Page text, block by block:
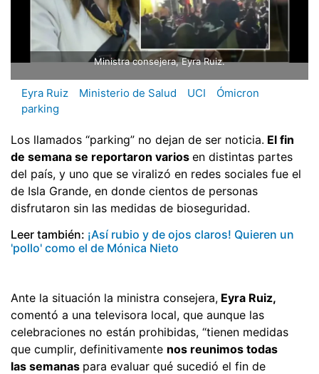
Ministra consejera, Eyra Ruiz.
Eyra Ruiz Ministerio de Salud UCI
Ómicron
parking
Los llamados “parking” no dejan de ser noticia. El fin
de semana se reportaron varios en distintas partes
del país, y uno que se viralizó en redes sociales fue el
de Isla Grande, en donde cientos de personas
disfrutaron sin las medidas de bioseguridad.
Leer también: ¡Así rubio y de ojos claros! Quieren un
'pollo' como el de Mónica Nieto
Ante la situación la ministra consejera, Eyra Ruiz,
comentó a una televisora local, que aunque las
celebraciones no están prohibidas, “tienen medidas
que cumplir, definitivamente nos reunimos todas
las semanas para evaluar qué sucedió el fin de